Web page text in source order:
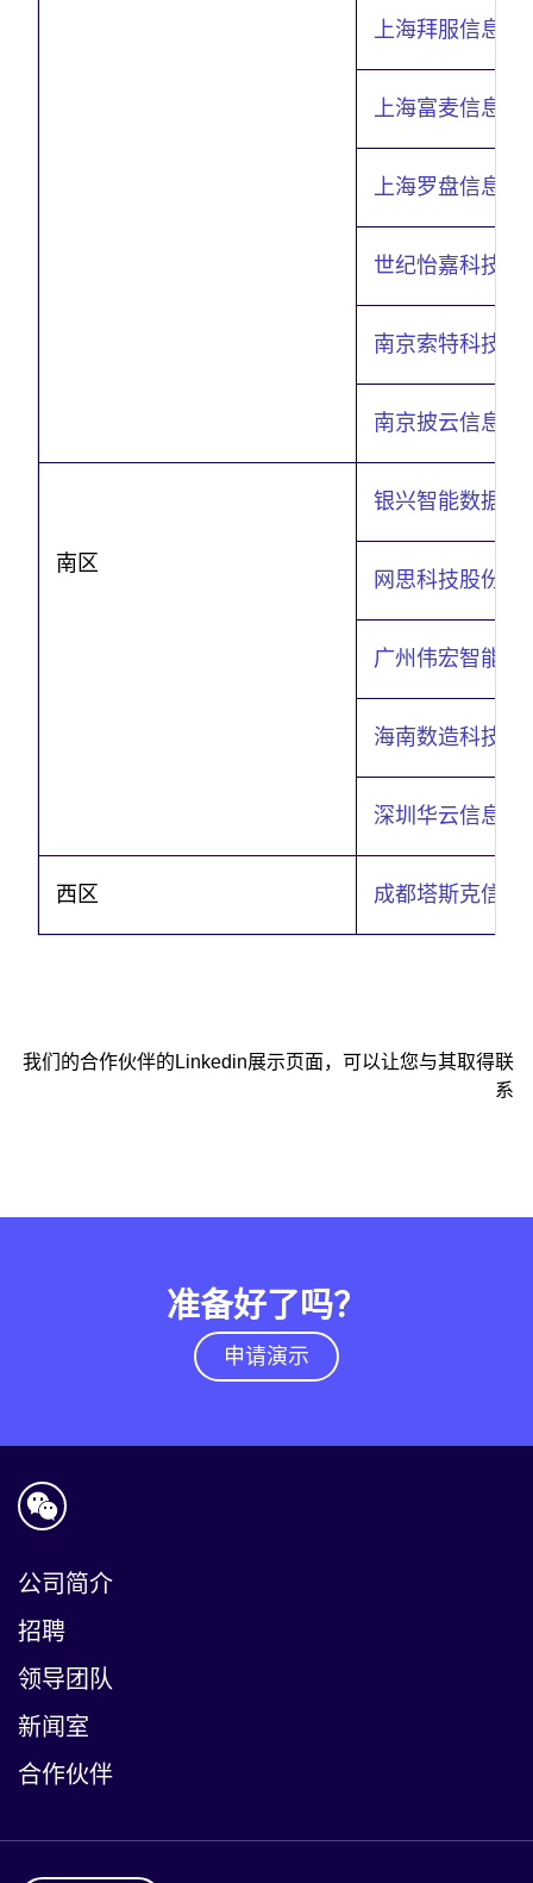
上海拜服信息
上海富麦信息
上海罗盘信息
世纪怡嘉科技有
南京索特科技有
南京披云信息科
南区
银兴智能数据有
网思科技股份有
广州伟宏智能科
海南数造科技有
深圳华云信息系
西区 成都塔斯克信息
我们的合作伙伴的Linkedin展示页面，可以让您与其取得联
系
准备好了吗？
申请演示
公司简介
招聘
领导团队
新闻室
合作伙伴